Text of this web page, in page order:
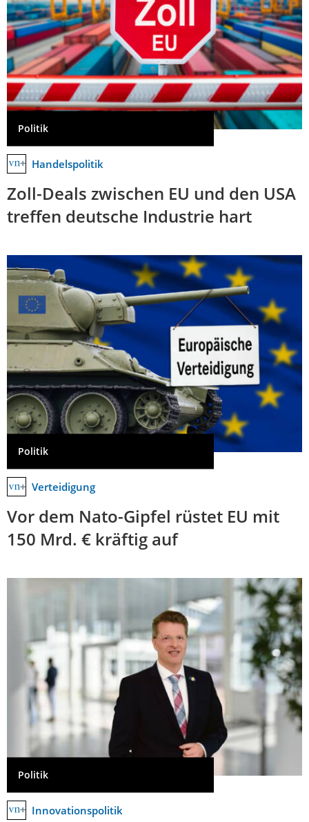
Politik
Handelspolitik
Zoll-Deals zwischen EU und den USA
treffen deutsche Industrie hart
Politik
Verteidigung
Vor dem Nato-Gipfel rüstet EU mit
150 Mrd. € kräftig auf
Politik
Innovationspolitik